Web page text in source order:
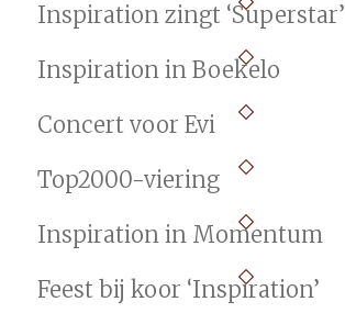
Inspiration zingt ‘Superstar’
Inspiration in Boekelo
Concert voor Evi
Top2000-viering
Inspiration in Momentum
Feest bij koor ‘Inspiration’